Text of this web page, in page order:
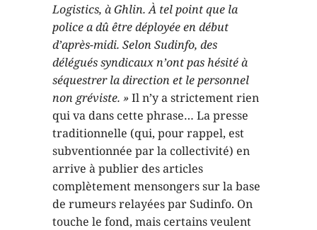
Logistics, à Ghlin. À tel point que la
police a dû être déployée en début
d’après-midi. Selon Sudinfo, des
délégués syndicaux n’ont pas hésité à
séquestrer la direction et le personnel
non gréviste. »Il n’y a strictement rien
qui va dans cette phrase… La presse
traditionnelle (qui, pour rappel, est
subventionnée par la collectivité) en
arrive à publier des articles
complètement mensongers sur la base
de rumeurs relayées par Sudinfo. On
touche le fond, mais certains veulent